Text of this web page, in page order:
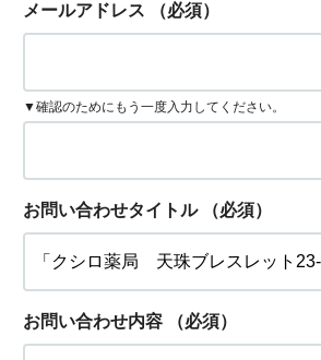
メールアドレス （必須）
▼確認のためにもう一度入力してください。
お問い合わせタイトル （必須）
お問い合わせ内容 （必須）